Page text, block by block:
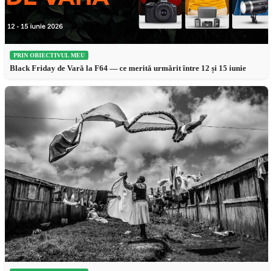
PRIN OBIECTIVUL MEU
Black Friday de Vară la F64 — ce merită urmărit între 12 și 15 iunie